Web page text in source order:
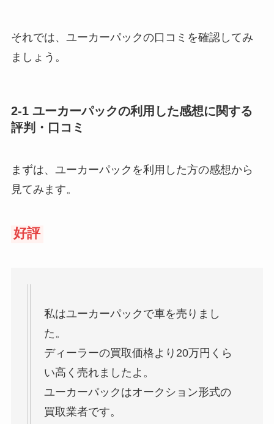
それでは、ユーカーパックの口コミを確認してみ
ましょう。
2-1 ユーカーパックの利用した感想に関する
評判・口コミ
まずは、ユーカーパックを利用した方の感想から
見てみます。
好評
私はユーカーパックで車を売りまし
た。
ディーラーの買取価格より20万円くら
い高く売れましたよ。
ユーカーパックはオークション形式の
買取業者です。